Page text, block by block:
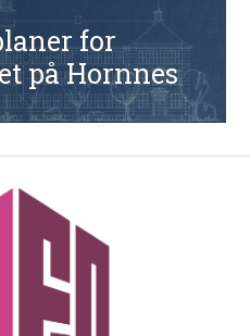
for
på Hornnes